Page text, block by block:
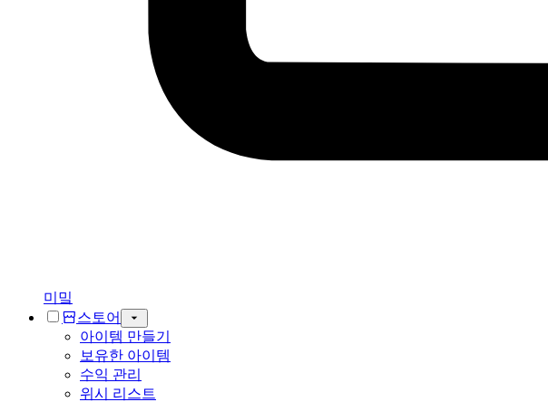
미밐
스토어
아이템 만들기
보유한 아이템
수익 관리
위시 리스트